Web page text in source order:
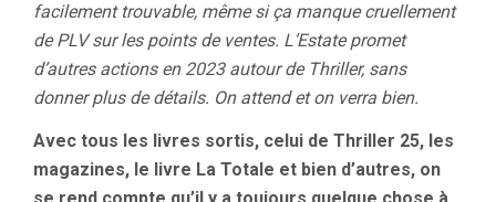
facilement trouvable, même si ça manque cruellement
de PLV sur les points de ventes. L’Estate promet
d’autres actions en 2023 autour de Thriller, sans
donner plus de détails. On attend et on verra bien.
Avec tous les livres sortis, celui de Thriller 25, les
magazines, le livre La Totale et bien d’autres, on